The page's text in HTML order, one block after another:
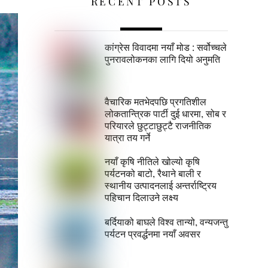
कांग्रेस विवादमा नयाँ मोड : सर्वोच्चले
पुनरावलोकनका लागि दियो अनुमति
वैचारिक मतभेदपछि प्रगतिशील
लोकतान्त्रिक पार्टी दुई धारमा, सोब र
परियारले छुट्टाछुट्टै राजनीतिक
यात्रा तय गर्ने
नयाँ कृषि नीतिले खोल्यो कृषि
पर्यटनको बाटो, रैथाने बाली र
स्थानीय उत्पादनलाई अन्तर्राष्ट्रिय
पहिचान दिलाउने लक्ष्य
बर्दियाको बाघले विश्व तान्यो, वन्यजन्तु
पर्यटन प्रवर्द्धनमा नयाँ अवसर